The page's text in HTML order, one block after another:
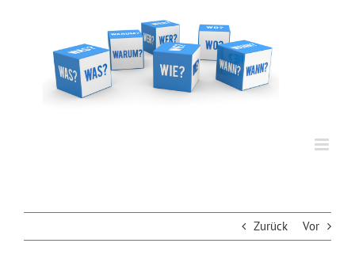
Zurück Vor